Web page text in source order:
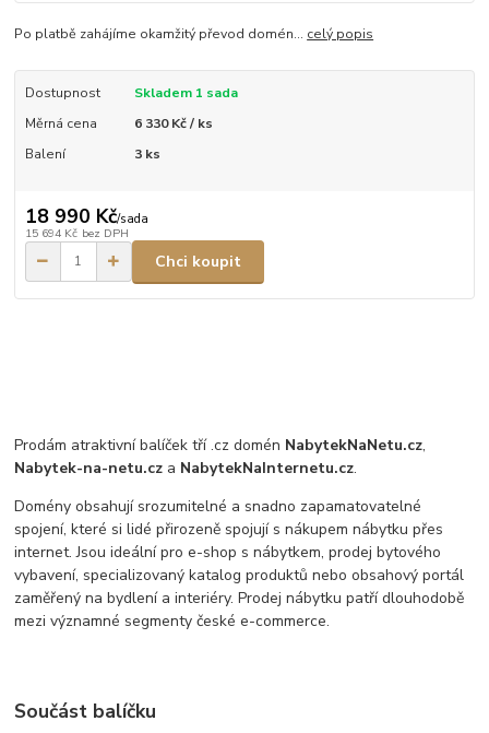
Po platbě zahájíme okamžitý převod domén... celý popis
Dostupnost
Skladem 1 sada
Měrná cena
6 330 Kč / ks
Balení
3 ks
18 990 Kč/sada
15 694 Kč bez DPH
Chci koupit
Prodám atraktivní balíček tří .cz domén NabytekNaNetu.cz,
Nabytek-na-netu.cz a NabytekNaInternetu.cz.
Domény obsahují srozumitelné a snadno zapamatovatelné
spojení, které si lidé přirozeně spojují s nákupem nábytku přes
internet. Jsou ideální pro e-shop s nábytkem, prodej bytového
vybavení, specializovaný katalog produktů nebo obsahový portál
zaměřený na bydlení a interiéry. Prodej nábytku patří dlouhodobě
mezi významné segmenty české e-commerce.
Součást balíčku